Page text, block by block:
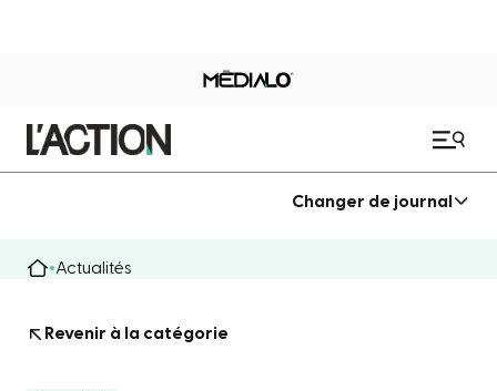
Changer de journal
Actualités
Revenir à la catégorie